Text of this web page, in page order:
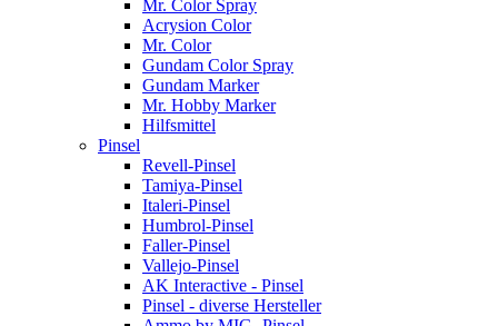
Mr. Color Spray
Acrysion Color
Mr. Color
Gundam Color Spray
Gundam Marker
Mr. Hobby Marker
Hilfsmittel
Pinsel
Revell-Pinsel
Tamiya-Pinsel
Italeri-Pinsel
Humbrol-Pinsel
Faller-Pinsel
Vallejo-Pinsel
AK Interactive - Pinsel
Pinsel - diverse Hersteller